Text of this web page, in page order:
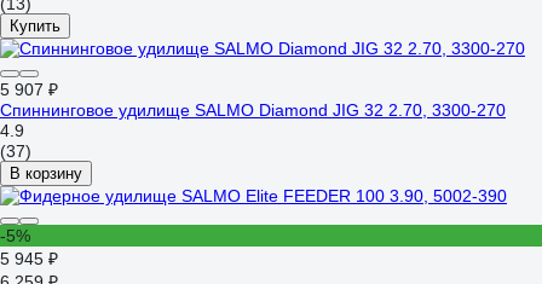
Купить
5 907 ₽
Спиннинговое удилище SALMO Diamond JIG 32 2.70, 3300-270
4.9
(37)
В корзину
-5%
5 945 ₽